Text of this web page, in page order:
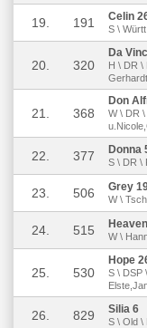
19. 191 Celin
S \
20. 320
Da
H \ DR \
21. 368
Don
W \ DR
22. 377 Donna
S \ DR \
23. 506 Grey
W \
24. 515 W \
25. 530
Hope
S \ DSP
26. 829 Silia 6
S \ Old \